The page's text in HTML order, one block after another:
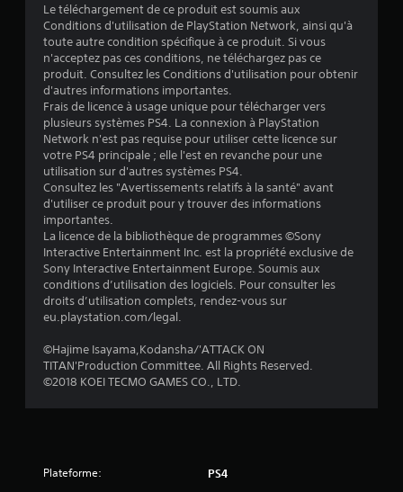
(
1
Le téléchargement de ce produit est soumis aux
Conditions d'utilisation de PlayStation Network, ainsi qu'à
toute autre condition spécifique à ce produit. Si vous
n'acceptez pas ces conditions, ne téléchargez pas ce
produit. Consultez les Conditions d'utilisation pour obtenir
d'autres informations importantes.
Frais de licence à usage unique pour télécharger vers
plusieurs systèmes PS4. La connexion à PlayStation
Network n'est pas requise pour utiliser cette licence sur
votre PS4 principale ; elle l'est en revanche pour une
utilisation sur d'autres systèmes PS4.
Consultez les "Avertissements relatifs à la santé" avant
d'utiliser ce produit pour y trouver des informations
importantes.
La licence de la bibliothèque de programmes ©Sony
Interactive Entertainment Inc. est la propriété exclusive de
Sony Interactive Entertainment Europe. Soumis aux
conditions d’utilisation des logiciels. Pour consulter les
droits d’utilisation complets, rendez-vous sur
eu.playstation.com/legal.
©Hajime Isayama,Kodansha/'ATTACK ON
TITAN'Production Committee. All Rights Reserved.
©2018 KOEI TECMO GAMES CO., LTD.
Plateforme: PS4